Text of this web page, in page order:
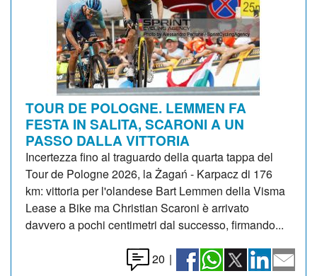
TOUR DE POLOGNE. LEMMEN FA
FESTA IN SALITA, SCARONI A UN
PASSO DALLA VITTORIA
Incertezza fino al traguardo della quarta tappa del
Tour de Pologne 2026, la Żagań - Karpacz di 176
km: vittoria per l'olandese Bart Lemmen della Visma
Lease a Bike ma Christian Scaroni è arrivato
davvero a pochi centimetri dal successo, firmando...
20 |